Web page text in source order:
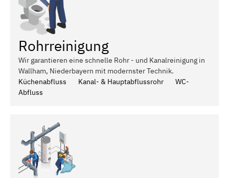
Rohrreinigung
Wir garantieren eine schnelle Rohr - und Kanalreinigung in
Wallham, Niederbayern mit modernster Technik.
Küchenabfluss
Kanal- & Hauptabflussrohr
WC-
Abfluss